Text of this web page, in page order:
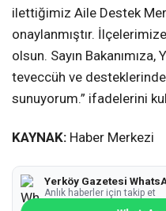
ilettiğimiz Aile Destek
onaylanmıştır.
olsun. Sayın Bakanımıza,
teveccüh ve
sunuyorum.” ifadelerini
KAYNAK: Haber Merkezi
Yerköy Gazetesi
Anlık haberler için takip et